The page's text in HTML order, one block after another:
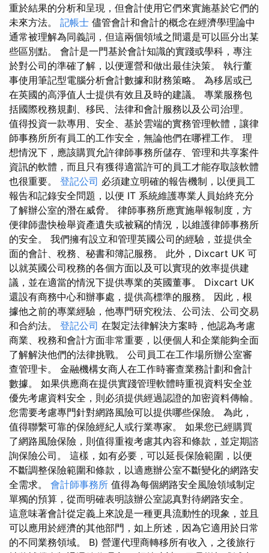
重於結果的分析和呈現，但會計使用它們來實施基於它們的
未來方法。 記帳士 儘管會計和會計的概念在經濟學理論中
通常被理解為同義詞，但這兩個領域之間還是可以區分出某
些區別點。 會計是一門基於會計知識的實踐或學科，專注
於對公司的準確了解，以便運營和做出最佳決策。 執行董
事使用筆記型電腦分析會計數據和財務策略。 為移居或已
在英國的高淨值人士提供有效且及時的建議。 專業服務包
括國際稅務規劃、移民、法律和會計服務以及公司治理。
值得投資一款專用、安全、基於雲端的實務管理軟體，讓律
師事務所所有員工的工作安全，無論他們在哪裡工作。 理
想情況下，應該購買允許律師事務所儲存、管理和共享案件
資訊的軟體，而且只有獲得適當許可的員工才能存取該軟體
也很重要。 登記公司 必須建立明確的報告機制，以便員工
報告和記錄安全問題，以便 IT 系統維護專業人員始終充分
了解辦公室的潛在威脅。 律師事務所應實施舉報制度，方
便律師盡快檢舉資產遺失或被竊的情況，以維護律師事務所
的安全。 我們擁有設立和管理英國公司的經驗，並提供全
面的會計、稅務、秘書和簿記服務。 此外，Dixcart UK 可
以就英國公司稅務的各個方面以及可以實現的效率提供建
議，並在適當的情況下提供專業的英國董事。 Dixcart UK
還設有商務中心和辦事處，提供高標準的服務。 因此，根
據他之前的專業經驗，他專門研究稅法、公司法、公司交易
和合約法。 登記公司 在製定法律解決方案時，他認為考慮
商業、稅務和會計方面非常重要，以便個人和企業能夠全面
了解解決他們的法律挑戰。 公司員工在工作場所辦公室審
查管理卡。 金融機構女商人在工作時審查業務計劃和會計
數據。 如果供應商在提供實踐管理軟體時重視資料安全並
優先考慮資料安全，則必須提供經過認證的加密資料傳輸。
您需要考慮專門針對網路風險可以提供哪些保險。 為此，
值得聯繫可靠的保險經紀人或行業專家。 如果您已經購買
了網路風險保險，則值得重複考慮其內容和條款，並定期諮
詢保險公司。 這樣，如有必要，可以延長保險範圍，以便
不斷調整保險範圍和條款，以適應辦公室不斷變化的網路安
全需求。 會計師事務所 值得為每個網路安全風險領域制定
單獨的預算，從而明確表明該辦公室認真對待網路安全。
這意味著會計從定義上來說是一種更具流動性的現象，並且
可以應用於經濟的其他部門，如上所述，因為它適用於日常
的不同業務領域。 B) 營運代理商轉移所有收入，之後旅行